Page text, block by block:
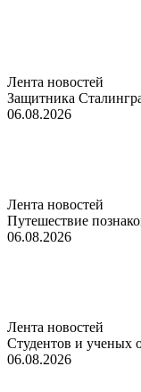
Лента новостей
Защитника
06.08.2026
Лента новостей
Путешествие
06.08.2026
Лента новостей
Студентов и ученых
06.08.2026